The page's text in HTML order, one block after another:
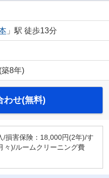
」駅 徒歩13分
8年)
わせ(無料)
/損害保険：18,000円(2年)/す
々)/ルームクリーニング費